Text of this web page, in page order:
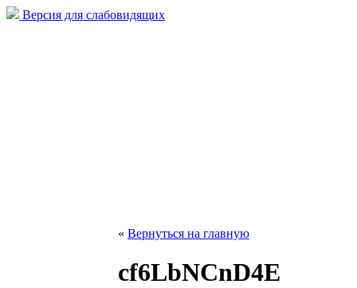
Версия для слабовидящих
« Вернуться на главную
cf6LbNCnD4E